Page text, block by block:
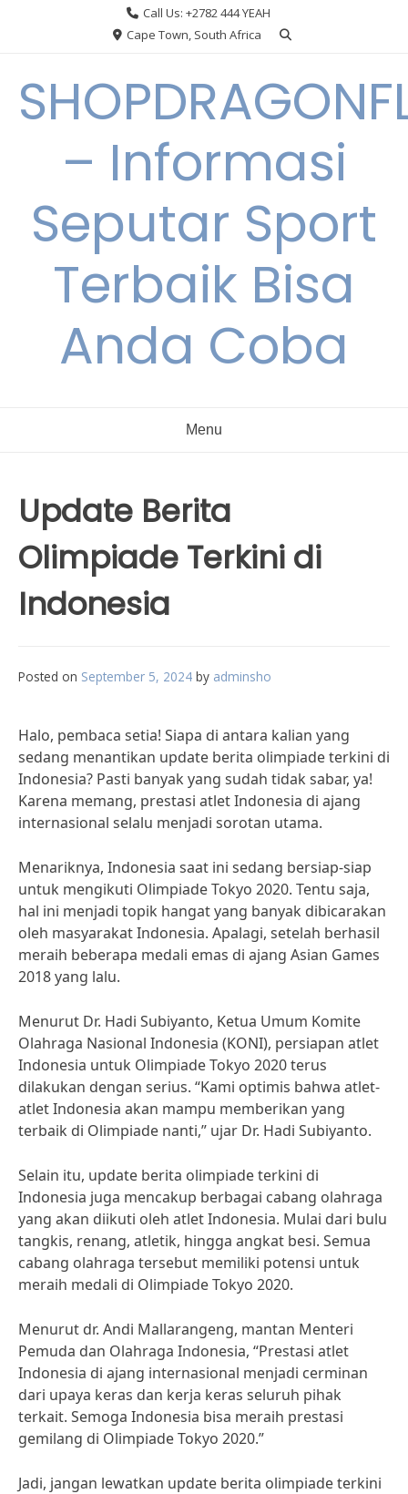
Call Us: +2782 444 YEAH
Cape Town, South Africa
– Informasi
Seputar Sport
Terbaik Bisa
Anda Coba
Menu
Update Berita
Olimpiade Terkini di
Indonesia
Posted on September 5, 2024 by adminsho
Halo, pembaca setia! Siapa di antara kalian yang
sedang menantikan update berita olimpiade terkini di
Indonesia? Pasti banyak yang sudah tidak sabar, ya!
Karena memang, prestasi atlet Indonesia di ajang
internasional selalu menjadi sorotan utama.
Menariknya, Indonesia saat ini sedang bersiap-siap
untuk mengikuti Olimpiade Tokyo 2020. Tentu saja,
hal ini menjadi topik hangat yang banyak dibicarakan
oleh masyarakat Indonesia. Apalagi, setelah berhasil
meraih beberapa medali emas di ajang Asian Games
2018 yang lalu.
Menurut Dr. Hadi Subiyanto, Ketua Umum Komite
Olahraga Nasional Indonesia (KONI), persiapan atlet
Indonesia untuk Olimpiade Tokyo 2020 terus
dilakukan dengan serius. “Kami optimis bahwa atlet-
atlet Indonesia akan mampu memberikan yang
terbaik di Olimpiade nanti,” ujar Dr. Hadi Subiyanto.
Selain itu, update berita olimpiade terkini di
Indonesia juga mencakup berbagai cabang olahraga
yang akan diikuti oleh atlet Indonesia. Mulai dari bulu
tangkis, renang, atletik, hingga angkat besi. Semua
cabang olahraga tersebut memiliki potensi untuk
meraih medali di Olimpiade Tokyo 2020.
Menurut dr. Andi Mallarangeng, mantan Menteri
Pemuda dan Olahraga Indonesia, “Prestasi atlet
Indonesia di ajang internasional menjadi cerminan
dari upaya keras dan kerja keras seluruh pihak
terkait. Semoga Indonesia bisa meraih prestasi
gemilang di Olimpiade Tokyo 2020.”
Jadi, jangan lewatkan update berita olimpiade terkini